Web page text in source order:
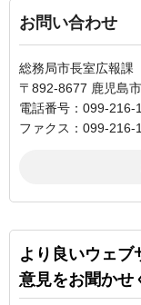
お問い合わせ
総務局市長室広報課
〒892-8677 鹿児島
電話番号：099-216-
ファクス：099-216-
より良いウェブ
意見をお聞かせ